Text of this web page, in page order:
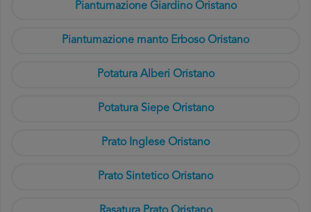
Piantumazione Giardino Oristano
Piantumazione manto Erboso Oristano
Potatura Alberi Oristano
Potatura Siepe Oristano
Prato Inglese Oristano
Prato Sintetico Oristano